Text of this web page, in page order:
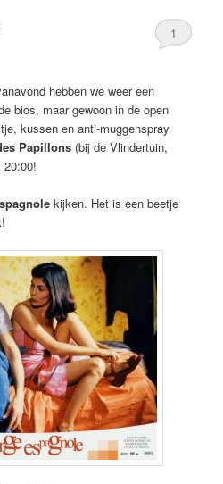
1
hebben we weer een
bios, maar gewoon in de open
kussen en anti-muggenspray
Papillons (bij de Vlindertuin,
20:00!
kijken. Het is een beetje